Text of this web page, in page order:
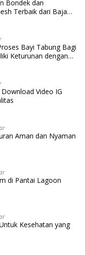
Bondek dan
Terbaik dari Baja
Bayi Tabung Bagi
Keturunan dengan
Video IG
Aman dan Nyaman
di Pantai Lagoon
Kesehatan yang